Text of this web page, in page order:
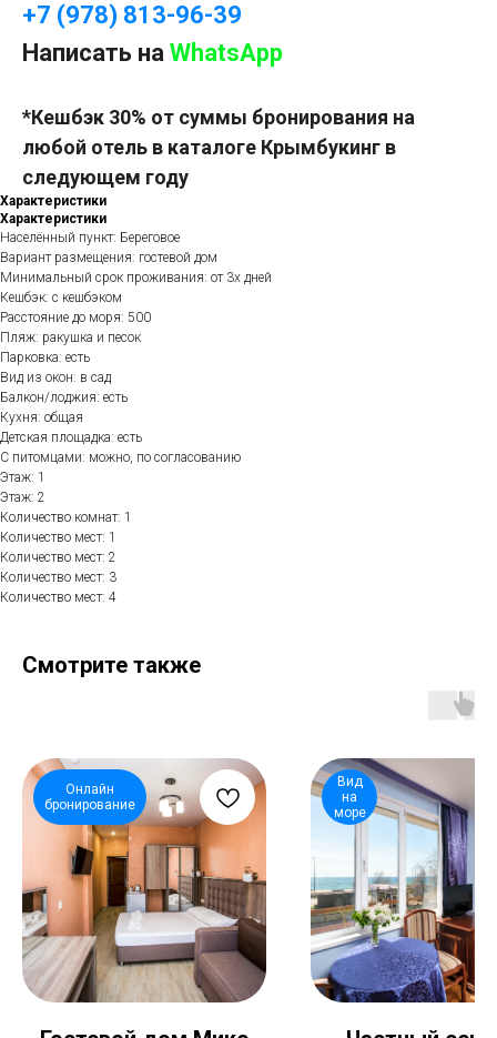
+7 (978) 813-96-39
Написать на WhatsApp
*Кешбэк 30% от суммы бронирования на
любой отель в каталоге Крымбукинг в
следующем году
Характеристики
Характеристики
Населённый пункт: Береговое
Вариант размещения: гостевой дом
Минимальный срок проживания: от 3х дней
Кешбэк: с кешбэком
Расстояние до моря: 500
Пляж: ракушка и песок
Парковка: есть
Вид из окон: в сад
Балкон/лоджия: есть
Кухня: общая
Детская площадка: есть
С питомцами: можно, по согласованию
Этаж: 1
Этаж: 2
Количество комнат: 1
Количество мест: 1
Количество мест: 2
Количество мест: 3
Количество мест: 4
Смотрите также
Онлайн
бронирование
Вид
на
море